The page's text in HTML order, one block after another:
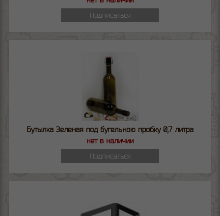
Подписаться
Бутылка Зеленая под бугельною пробку 0,7 литра
нет в наличии
Подписаться